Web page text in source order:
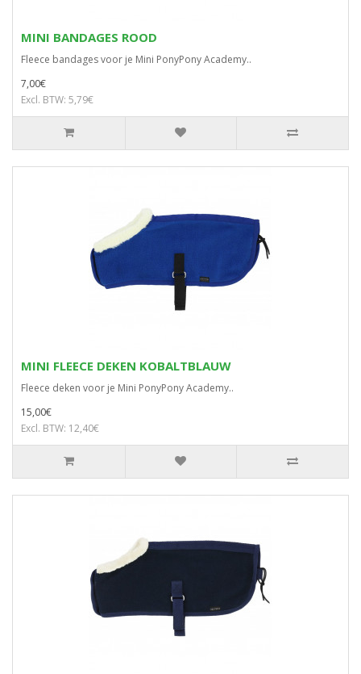
MINI BANDAGES ROOD
Fleece bandages voor je Mini PonyPony Academy..
7,00€
Excl. BTW: 5,79€
MINI FLEECE DEKEN KOBALTBLAUW
Fleece deken voor je Mini PonyPony Academy..
15,00€
Excl. BTW: 12,40€